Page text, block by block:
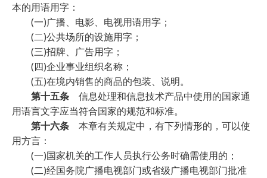
本的用语用字：
(一)广播、电影、电视用语用字；
(二)公共场所的设施用字；
(三)招牌、广告用字；
(四)企业事业组织名称；
(五)在境内销售的商品的包装、说明。
第十五条 信息处理和信息技术产品中使用的国家通
用语言文字应当符合国家的规范和标准。
第十六条 本章有关规定中，有下列情形的，可以使
用方言：
(一)国家机关的工作人员执行公务时确需使用的；
(二)经国务院广播电视部门或省级广播电视部门批准